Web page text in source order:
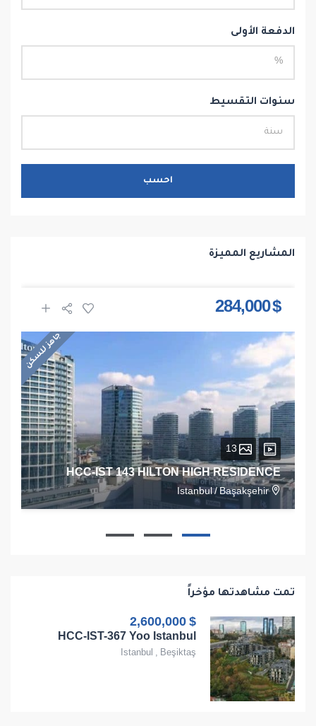
الدفعة الأولى
سنوات التقسيط
احسب
المشاريع المميزة
$ 284,000
جاهز للسكن
HCC-IST 143 HILTON HIGH RESIDENCE
Istanbul / Başakşehir
تمت مشاهدتها مؤخراً
$ 2,600,000
HCC-IST-367 Yoo Istanbul
Istanbul , Beşiktaş